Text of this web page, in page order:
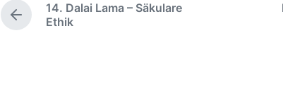
f
f
V
o
14. Dalai Lama – Säkulare
Ethik